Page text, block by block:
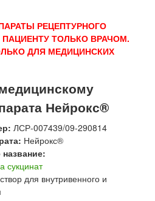
РЕЦЕПТУРНОГО
ТОЛЬКО ВРАЧОМ.
ДЛЯ МЕДИЦИНСКИХ
Нейрокс®
ЛСР-007439/09-290814
Нейрокс®
сукцинат
для внутривенного и